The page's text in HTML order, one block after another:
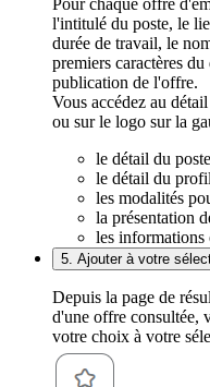
l'intitulé du poste, le
durée de travail, le
premiers caractères
publication de l'offre.
Vous accédez au
ou sur le logo sur la
le détail du
le détail du
les modalités
la présentation
les informations
5. Ajouter à votre
Depuis la page de
d'une offre consultée,
votre choix à votre